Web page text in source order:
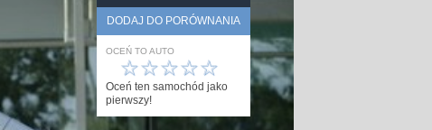
DODAJ DO PORÓWNANIA
OCEŃ TO AUTO
☆
☆
☆
☆
☆
Oceń ten samochód jako
pierwszy!